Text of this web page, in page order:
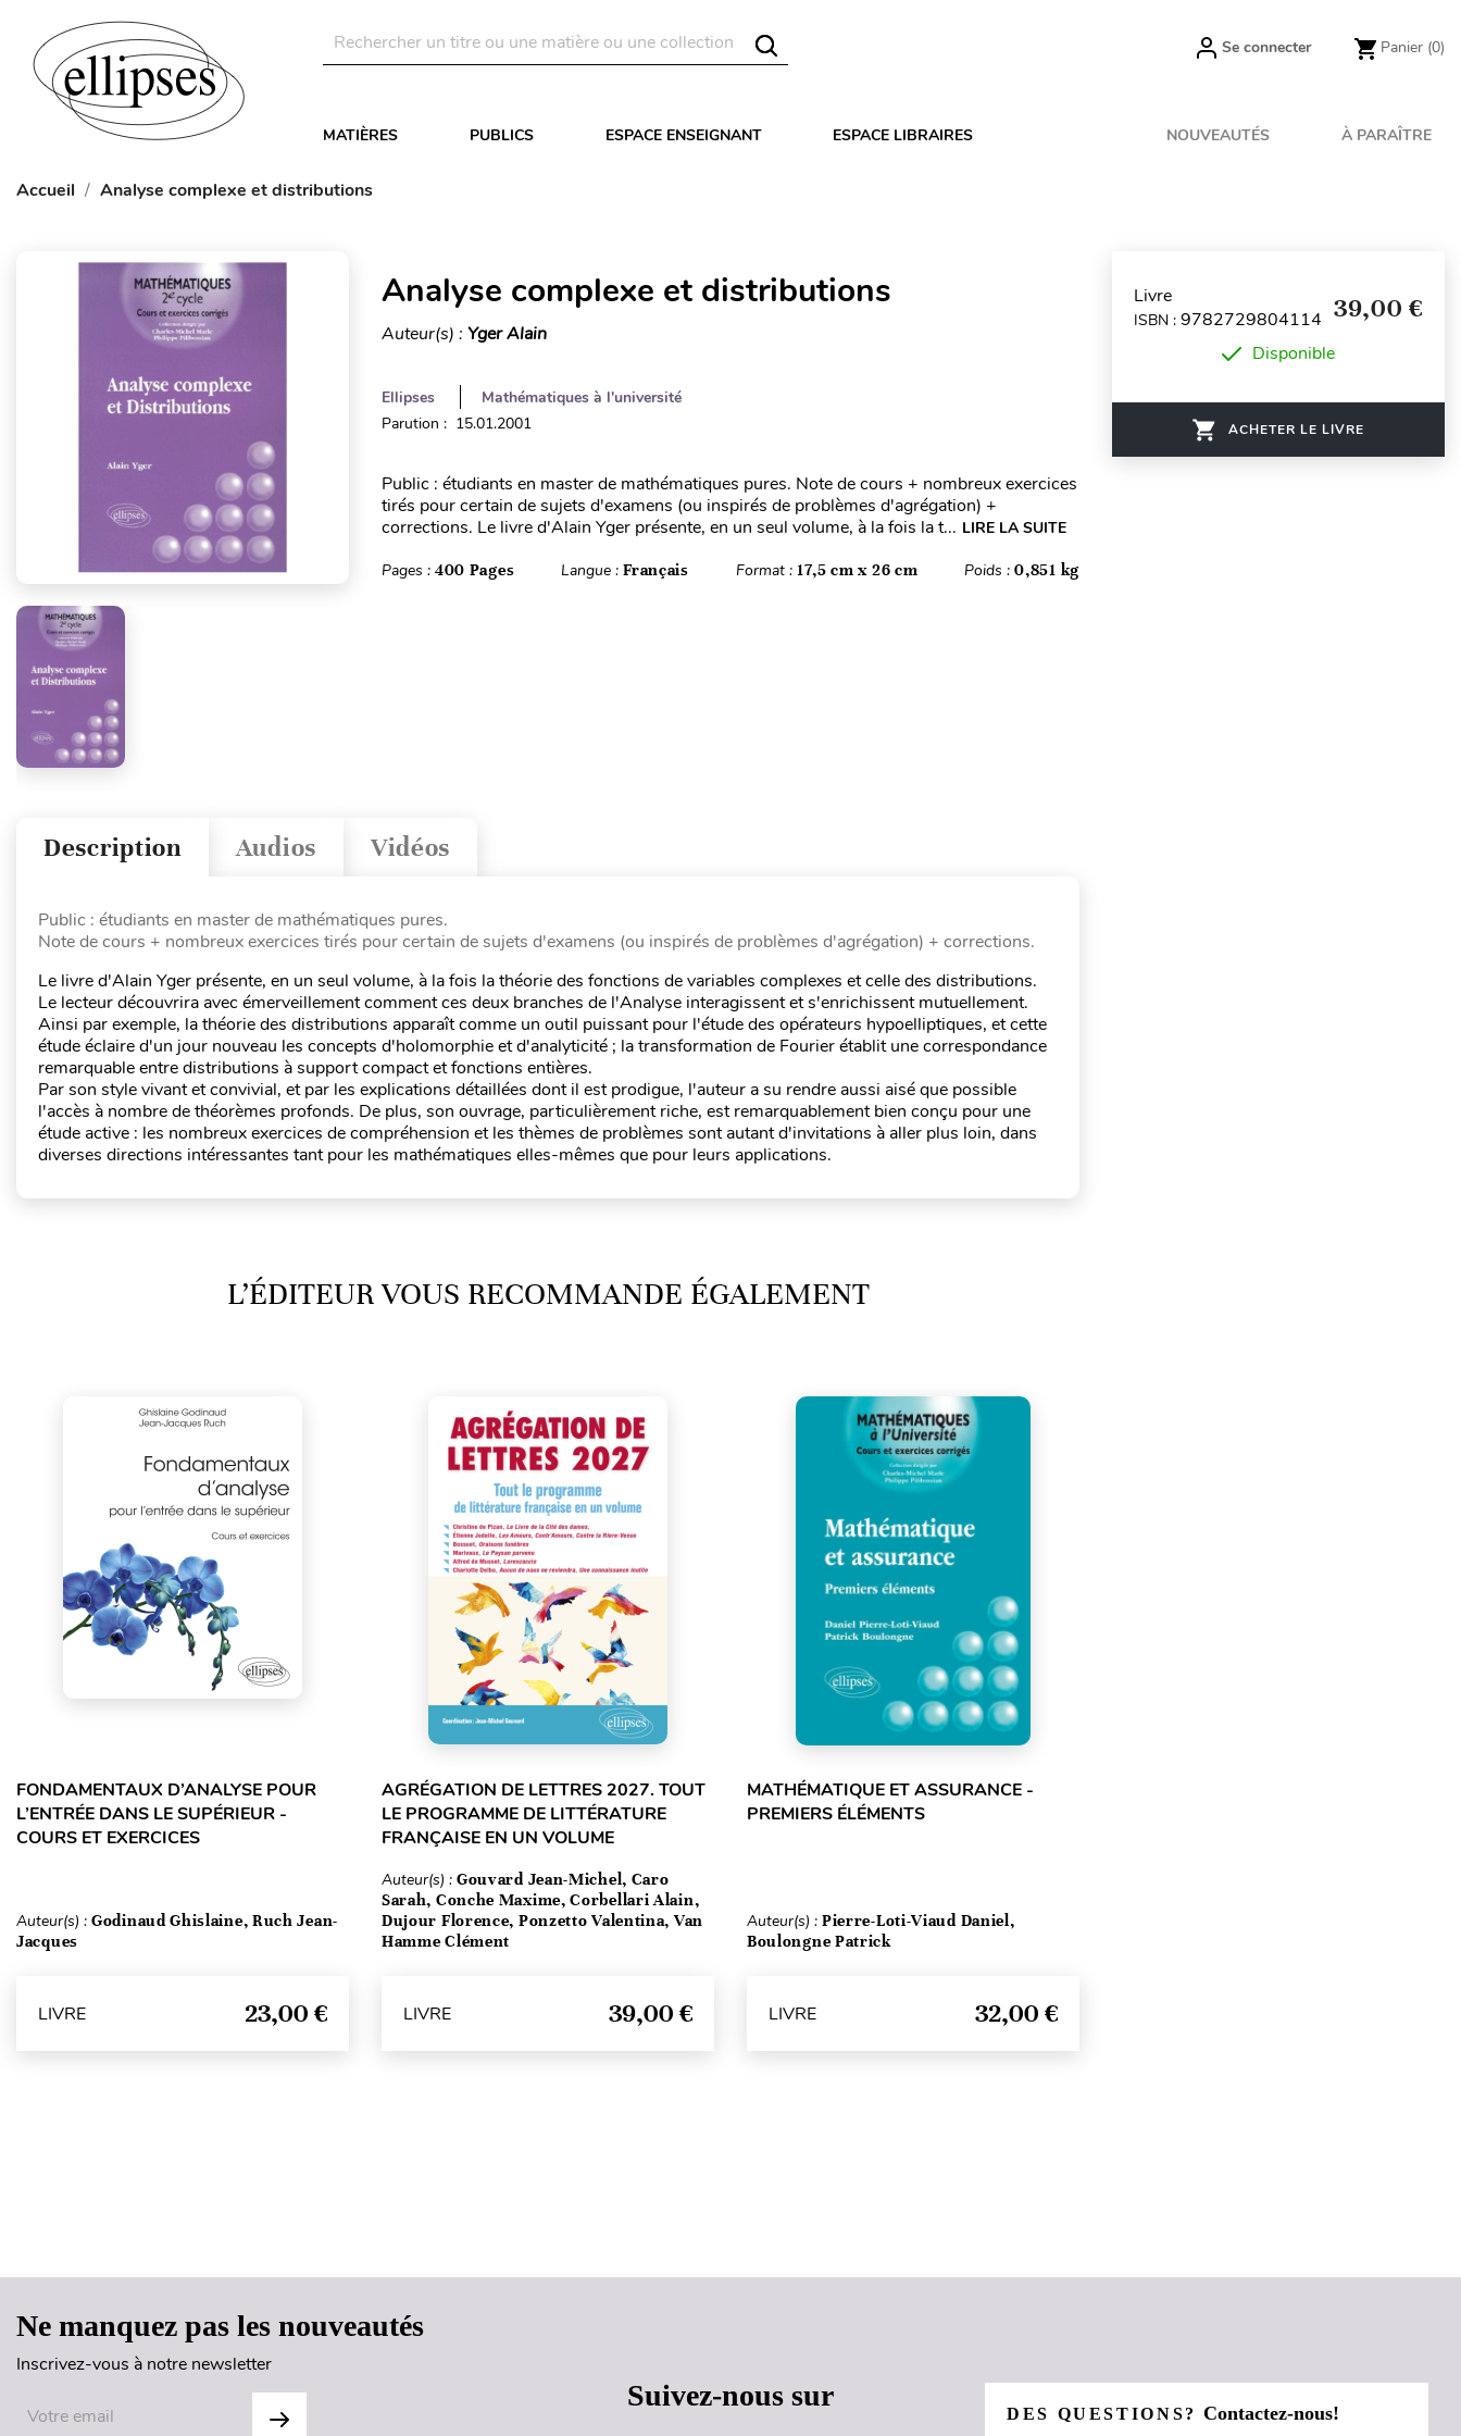
Se connecter Panier (0)
MATIÈRES PUBLICS ESPACE ENSEIGNANT ESPACE LIBRAIRES NOUVEAUTÉS À PARAÎTRE
Accueil Analyse complexe et distributions
Analyse complexe et distributions
Auteur(s) : Yger Alain
Ellipses
Mathématiques à l'université
Parution : 15.01.2001
Public : étudiants en master de mathématiques pures. Note de cours + nombreux exercices
tirés pour certain de sujets d'examens (ou inspirés de problèmes d'agrégation) +
corrections. Le livre d'Alain Yger présente, en un seul volume, à la fois la t... LIRE LA SUITE
Pages : 400 Pages Langue :Français Format : 17,5 cm x 26 cm Poids :0,851 kg
Vidéos
Audios
Description
Public : étudiants en master de mathématiques pures.
Note de cours + nombreux exercices tirés pour certain de sujets d'examens (ou inspirés de problèmes d'agrégation) + corrections.
Le livre d'Alain Yger présente, en un seul volume, à la fois la théorie des fonctions de variables complexes et celle des distributions.
Le lecteur découvrira avec émerveillement comment ces deux branches de l'Analyse interagissent et s'enrichissent mutuellement.
Ainsi par exemple, la théorie des distributions apparaît comme un outil puissant pour l'étude des opérateurs hypoelliptiques, et cette
étude éclaire d'un jour nouveau les concepts d'holomorphie et d'analyticité ; la transformation de Fourier établit une correspondance
remarquable entre distributions à support compact et fonctions entières.
Par son style vivant et convivial, et par les explications détaillées dont il est prodigue, l'auteur a su rendre aussi aisé que possible
l'accès à nombre de théorèmes profonds. De plus, son ouvrage, particulièrement riche, est remarquablement bien conçu pour une
étude active : les nombreux exercices de compréhension et les thèmes de problèmes sont autant d'invitations à aller plus loin, dans
diverses directions intéressantes tant pour les mathématiques elles-mêmes que pour leurs applications.
L’ÉDITEUR VOUS RECOMMANDE ÉGALEMENT
FONDAMENTAUX D’ANALYSE POUR
L’ENTRÉE DANS LE SUPÉRIEUR -
COURS ET EXERCICES
Auteur(s) : Godinaud Ghislaine, Ruch Jean-
Jacques
LIVRE 23,00 €
AGRÉGATION DE LETTRES 2027. TOUT
LE PROGRAMME DE LITTÉRATURE
FRANÇAISE EN UN VOLUME
Auteur(s) : Gouvard Jean-Michel, Caro
Sarah, Conche Maxime, Corbellari Alain,
Dujour Florence, Ponzetto Valentina, Van
Hamme Clément
LIVRE 39,00 €
MATHÉMATIQUE ET ASSURANCE -
PREMIERS ÉLÉMENTS
Auteur(s) : Pierre-Loti-Viaud Daniel,
Boulongne Patrick
LIVRE 32,00 €
Livre
ISBN : 9782729804114 39,00 €
Disponible
ACHETER LE LIVRE
Ne manquez pas les nouveautés
Inscrivez-vous à notre newsletter
Suivez-nous sur
DES QUESTIONS?Contactez-nous!